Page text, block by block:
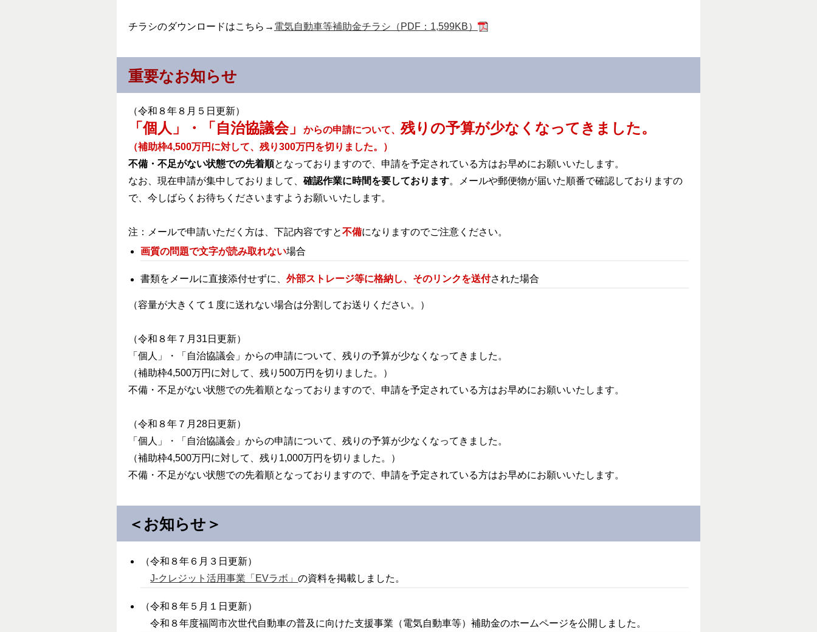
チラシのダウンロードはこちら→ 電気自動車等補助金チラシ（PDF：1,599KB）
重要なお知らせ
（令和８年８月５日更新）
「個人」・「自治協議会」 からの申請について、残りの予算が少なくなってきました。
（補助枠4,500万円に対して、残り300万円を切りました。）
不備・不足がない状態での先着順となっておりますので、申請を予定されている方はお早めにお願いいたします。
なお、現在申請が集中しておりまして、 確認作業に時間を要しております。メールや郵便物が届いた順番で確認しておりますの
で、今しばらくお待ちくださいますようお願いいたします。
注：メールで申請いただく方は、下記内容ですと不備になりますのでご注意ください。
画質の問題で文字が読み取れない場合
書類をメールに直接添付せずに、外部ストレージ等に格納し、そのリンクを送付された場合
（容量が大きくて１度に送れない場合は分割してお送りください。）
（令和８年７月31日更新）
「個人」・「自治協議会」からの申請について、残りの予算が少なくなってきました。
（補助枠4,500万円に対して、残り500万円を切りました。）
不備・不足がない状態での先着順となっておりますので、申請を予定されている方はお早めにお願いいたします。
（令和８年７月28日更新）
「個人」・「自治協議会」からの申請について、残りの予算が少なくなってきました。
（補助枠4,500万円に対して、残り1,000万円を切りました。）
不備・不足がない状態での先着順となっておりますので、申請を予定されている方はお早めにお願いいたします。
＜お知らせ＞
（令和８年６月３日更新）
J-クレジット活用事業「EVラボ」の資料を掲載しました。
（令和８年５月１日更新）
令和８年度福岡市次世代自動車の普及に向けた支援事業（電気自動車等）補助金のホームページを公開しました。